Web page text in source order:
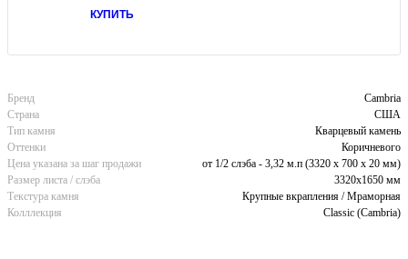
КУПИТЬ
Бренд
Cambria
Страна
США
Тип камня
Кварцевый камень
Оттенки
Коричневого
Цена указана за шаг продажи
от 1/2 слэба - 3,32 м.п (3320 x 700 х 20 мм)
Размер листа / слэба
3320x1650 мм
Текстура камня
Крупные вкрапления / Мраморная
Колллекция
Classic (Cambria)